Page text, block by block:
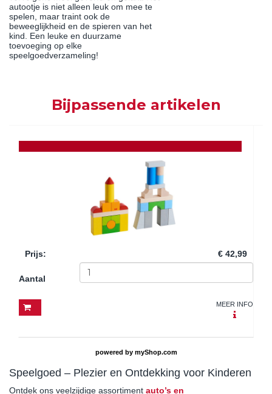
autootje is niet alleen leuk om mee te
spelen, maar traint ook de
beweeglijkheid en de spieren van het
kind. Een leuke en duurzame
toevoeging op elke
speelgoedverzameling!
Bijpassende artikelen
Prijs: € 42,99
Aantal
MEER INFO
powered by myShop.com
Speelgoed – Plezier en Ontdekking voor Kinderen
Ontdek ons veelzijdige assortiment auto’s en